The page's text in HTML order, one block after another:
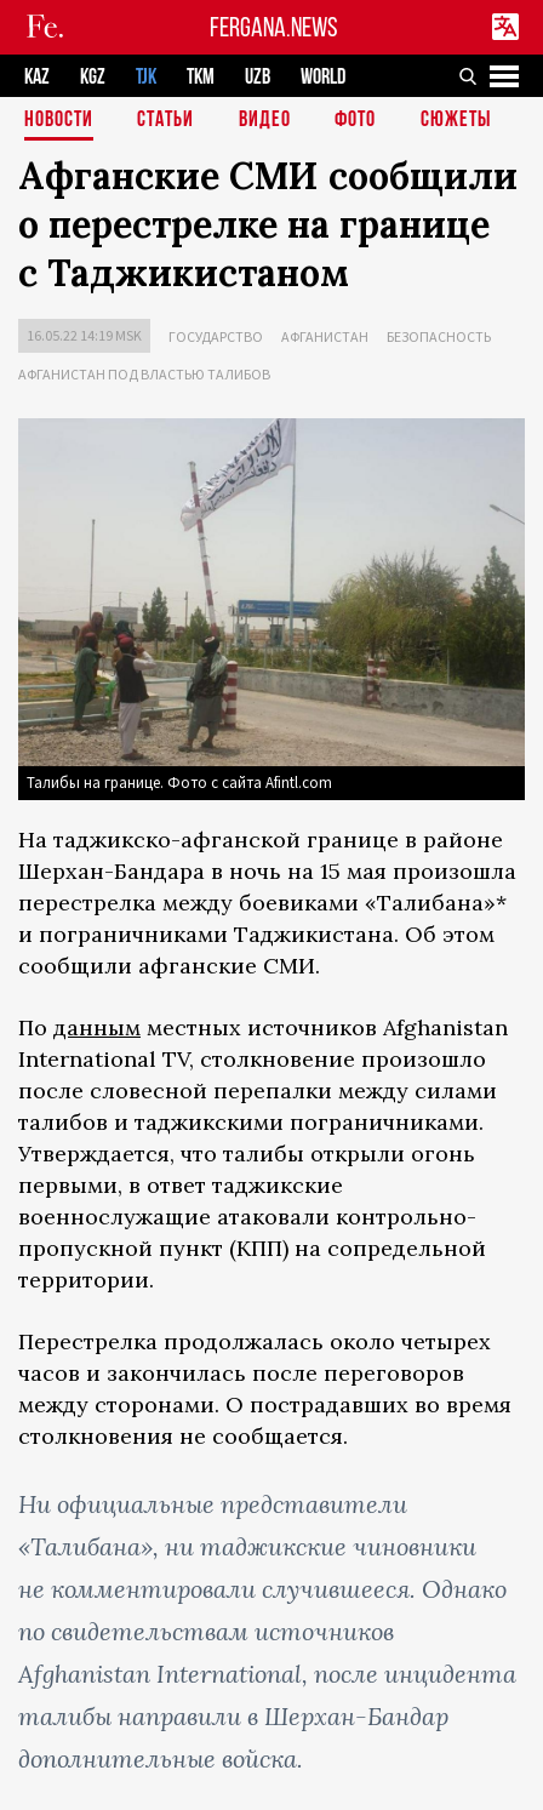
FERGANA.NEWS
KAZ KGZ TJK TKM UZB
WORLD
НОВОСТИ
СТАТЬИ ВИДЕО ФОТО СЮЖЕТЫ
Афганские СМИ сообщили
о перестрелке на границе
с Таджикистаном
16.05.22 14:19 MSK ГОСУДАРСТВО АФГАНИСТАН БЕЗОПАСНОСТЬ
АФГАНИСТАН ПОД ВЛАСТЬЮ ТАЛИБОВ
Талибы на границе. Фото с сайта Afintl.com
На таджикско-афганской границе в районе
Шерхан-Бандара в ночь на 15 мая произошла
перестрелка между боевиками «Талибана»*
и пограничниками Таджикистана. Об этом
сообщили афганские СМИ.
По данным местных источников Afghanistan
International TV, столкновение произошло
после словесной перепалки между силами
талибов и таджикскими пограничниками.
Утверждается, что талибы открыли огонь
первыми, в ответ таджикские
военнослужащие атаковали контрольно-
пропускной пункт (КПП) на сопредельной
территории.
Перестрелка продолжалась около четырех
часов и закончилась после переговоров
между сторонами. О пострадавших во время
столкновения не сообщается.
Ни официальные представители
«Талибана», ни таджикские чиновники
не комментировали случившееся. Однако
по свидетельствам источников
Afghanistan International, после инцидента
талибы направили в Шерхан-Бандар
дополнительные войска.